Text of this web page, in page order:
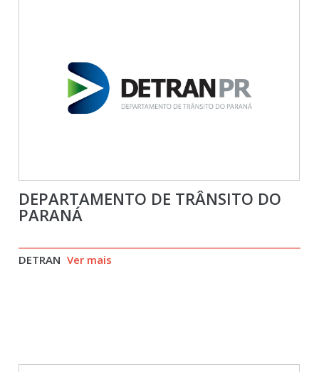
DEPARTAMENTO DE TRÂNSITO DO
PARANÁ
DETRAN Ver mais